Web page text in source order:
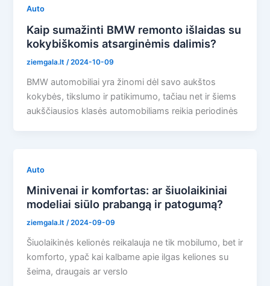
Auto
Kaip sumažinti BMW remonto išlaidas su
kokybiškomis atsarginėmis dalimis?
ziemgala.lt /2024-10-09
BMW automobiliai yra žinomi dėl savo aukštos
kokybės, tikslumo ir patikimumo, tačiau net ir šiems
aukščiausios klasės automobiliams reikia periodinės
Auto
Minivenai ir komfortas: ar šiuolaikiniai
modeliai siūlo prabangą ir patogumą?
ziemgala.lt/2024-09-09
Šiuolaikinės kelionės reikalauja ne tik mobilumo, bet ir
komforto, ypač kai kalbame apie ilgas keliones su
šeima, draugais ar verslo